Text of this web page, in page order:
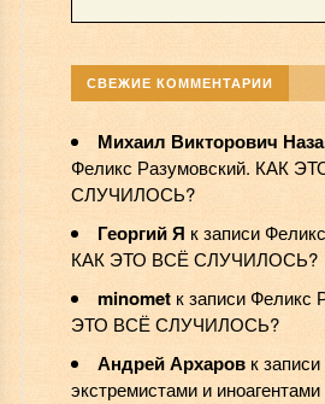
СВЕЖИЕ КОММЕНТАРИИ
Михаил Викторович
Феликс Разумовский. КАК
СЛУЧИЛОСЬ?
Георгий Я к записи
КАК ЭТО ВСЁ СЛУЧИЛОСЬ?
minometк записиФеликс
ЭТО ВСЁ СЛУЧИЛОСЬ?
Андрей Архаровк записи
экстремистами и иноагентами